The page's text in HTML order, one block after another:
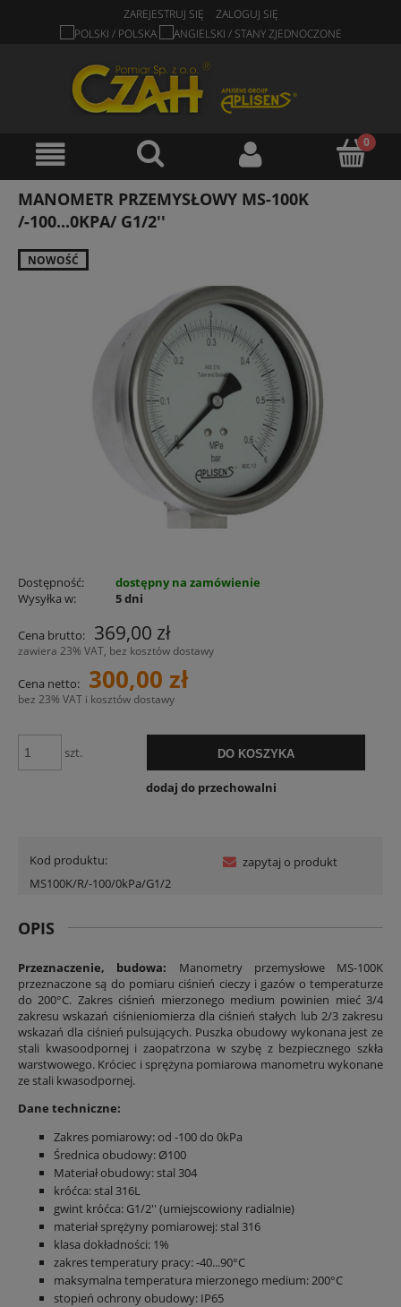
ZAREJESTRUJ SIĘ ZALOGUJ SIĘ
MANOMETR PRZEMYSŁOWY MS-100K
/-100...0KPA/ G1/2''
NOWOŚĆ
Dostępność:
dostępny na zamówienie
Wysyłka w:
5 dni
Cena brutto: 369,00 zł
zawiera 23% VAT, bez kosztów dostawy
Cena netto: 300,00 zł
bez 23% VAT i kosztów dostawy
szt. DO KOSZYKA
dodaj do przechowalni
Kod produktu:
MS100K/R/-100/0kPa/G1/2
zapytaj o produkt
OPIS
Przeznaczenie, budowa: Manometry przemysłowe MS-100K
przeznaczone są do pomiaru ciśnień cieczy i gazów o temperaturze
do 200°C. Zakres ciśnień mierzonego medium powinien mieć 3/4
zakresu wskazań ciśnieniomierza dla ciśnień stałych lub 2/3 zakresu
wskazań dla ciśnień pulsujących. Puszka obudowy wykonana jest ze
stali kwasoodpornej i zaopatrzona w szybę z bezpiecznego szkła
warstwowego. Króciec i sprężyna pomiarowa manometru wykonane
ze stali kwasodpornej.
Dane techniczne:
Zakres pomiarowy: od -100 do 0kPa
Średnica obudowy: Ø100
Materiał obudowy: stal 304
króćca: stal 316L
gwint króćca: G1/2'' (umiejscowiony radialnie)
materiał sprężyny pomiarowej: stal 316
klasa dokładności: 1%
zakres temperatury pracy: -40...90°C
maksymalna temperatura mierzonego medium: 200°C
stopień ochrony obudowy: IP65